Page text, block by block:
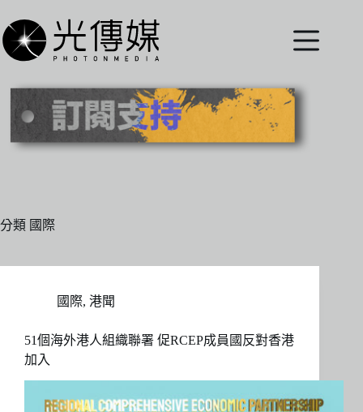
至
主
內
分類 國際
國際, 港聞
51個海外港人組織聯署 促RCEP成員國反對香港
加入